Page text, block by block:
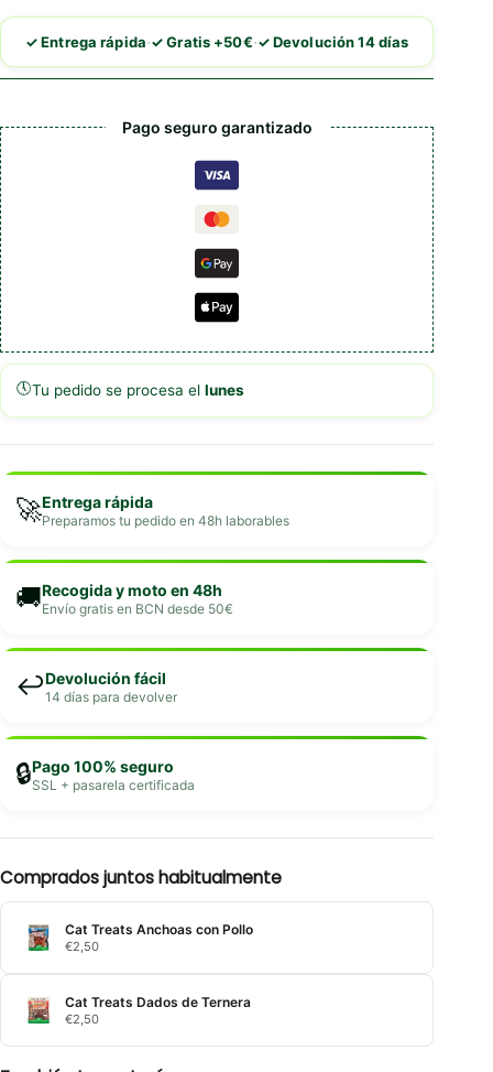
En
Gelatina
cantidad
✓ Entrega rápida·✓ Gratis +50€·✓ Devolución 14 días
Pago seguro garantizado
🕔Tu pedido se procesa el lunes
🚀Entrega rápida
Preparamos tu pedido en 48h laborables
🚚Recogida y moto en 48h
Envío gratis en BCN desde 50€
↩️Devolución fácil
14 días para devolver
🔒Pago 100% seguro
SSL + pasarela certificada
Comprados juntos habitualmente
Cat Treats Anchoas con Pollo
€2,50
Cat Treats Dados de Ternera
€2,50